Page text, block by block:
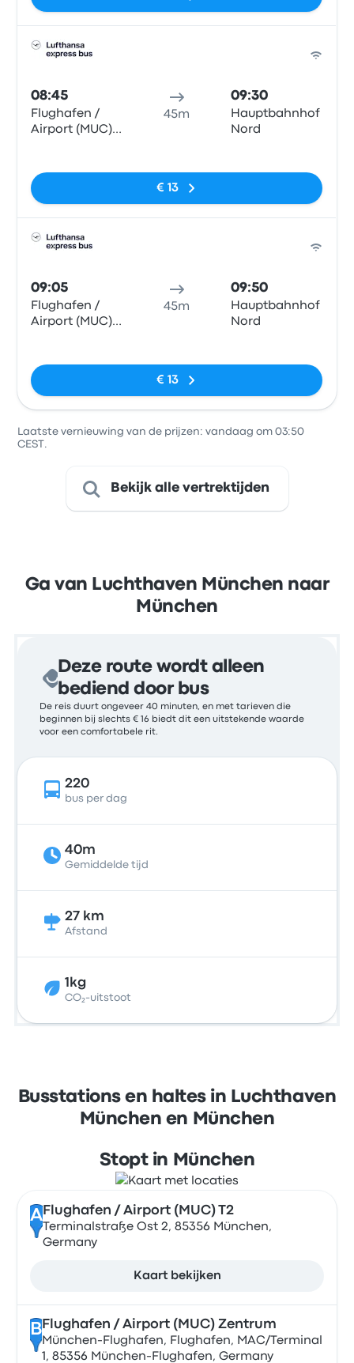
08:45
Flughafen /
Airport (MUC)
45m
09:30
Hauptbahnhof
Nord
€ 13
09:05
Flughafen /
Airport (MUC)
45m
09:50
Hauptbahnhof
Nord
€ 13
Laatste vernieuwing van de prijzen: vandaag om 03:50
CEST.
Bekijk alle vertrektijden
Ga van Luchthaven München naar
München
Deze route wordt alleen
bediend door bus
De reis duurt ongeveer 40 minuten, en met tarieven die
beginnen bij slechts € 16 biedt dit een uitstekende waarde
voor een comfortabele rit.
220
bus per dag
40m
Gemiddelde tijd
27 km
Afstand
1kg
CO₂-uitstoot
Busstations en haltes in Luchthaven
München en München
Stopt in München
A Flughafen / Airport (MUC) T2
Terminalstraße Ost 2, 85356 München,
Germany
Kaart bekijken
B Flughafen / Airport (MUC) Zentrum
München-Flughafen, Flughafen, MAC/Terminal
1, 85356 München-Flughafen, Germany